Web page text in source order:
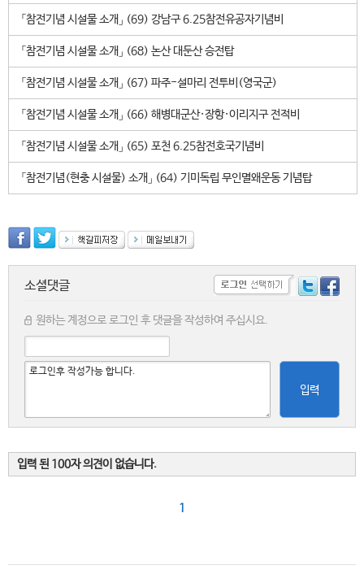
「참전기념 시설물 소개」 (69) 강남구 6.25참전유공자기념비
「참전기념 시설물 소개」 (68) 논산 대둔산 승전탑
「참전기념 시설물 소개」 (67) 파주-설마리 전투비(영국군)
「참전기념 시설물 소개」 (66) 해병대군산·장항·이리지구 전적비
「참전기념 시설물 소개」 (65) 포천 6.25참전호국기념비
「참전기념(현충 시설물) 소개」 (64) 기미독립 무인멸왜운동 기념탑
소셜댓글
원하는 계정으로 로그인 후 댓글을 작성하여 주십시요.
입력
입력 된 100자 의견이 없습니다.
1